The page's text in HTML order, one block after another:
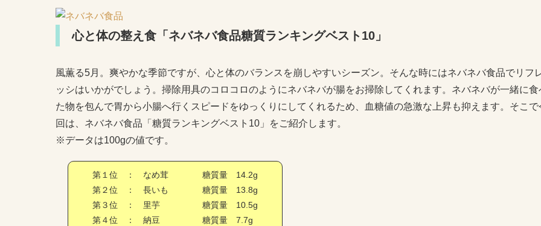
心と体の整え食「ネバネバ食品糖質ランキングベスト10」
風薫る5月。爽やかな季節ですが、心と体のバランスを崩しやすいシーズン。そんな時にはネバネバ食品でリフ
ッシはいかがでしょう。掃除用具のコロコロのようにネバネバが腸をお掃除してくれます。ネバネバが一緒に食
た物を包んで胃から小腸へ行くスピードをゆっくりにしてくれるため、血糖値の急激な上昇も抑えます。そこで
回は、ネバネバ食品「糖質ランキングベスト10」をご紹介します。
※データは100gの値です。
第１位 ： なめ茸
糖質量 14.2g
第２位 ： 長いも
糖質量 13.8g
第３位 ： 里芋
糖質量 10.5g
第４位 ： 納豆
糖質量 7.7g